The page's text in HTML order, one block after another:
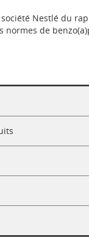
Nestlé du
de